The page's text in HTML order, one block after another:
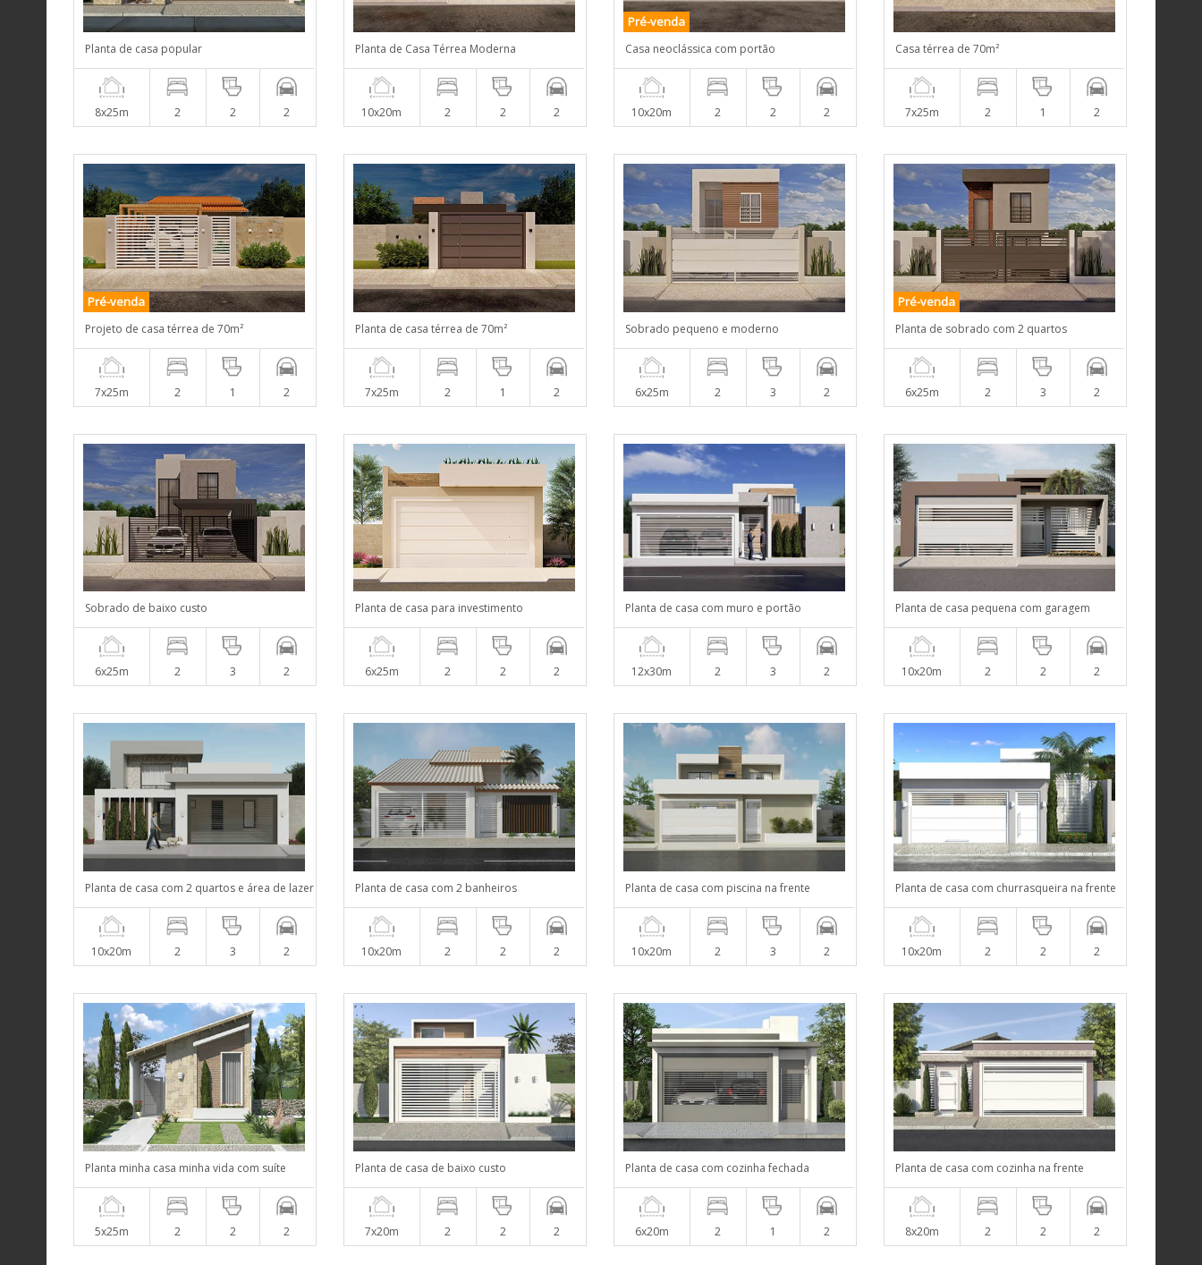
Planta de casa popular
8x25m 2 2 2
Planta de Casa Térrea Moderna
10x20m 2 2 2
Pré-venda
Casa neoclássica com portão
10x20m 2 2 2
Casa térrea de 70m²
7x25m 2 1 2
Pré-venda
Projeto de casa térrea de 70m²
7x25m 2 1 2
Planta de casa térrea de 70m²
7x25m 2 1 2
Sobrado pequeno e moderno
6x25m 2 3 2
Pré-venda
Planta de sobrado com 2 quartos
6x25m 2 3 2
Sobrado de baixo custo
6x25m 2 3 2
Planta de casa para investimento
6x25m 2 2 2
Planta de casa com muro e portão
12x30m 2 3 2
Planta de casa pequena com garagem
10x20m 2 2 2
Planta de casa com 2 quartos e área de lazer
10x20m 2 3 2
Planta de casa com 2 banheiros
10x20m 2 2 2
Planta de casa com piscina na frente
10x20m 2 3 2
Planta de casa com churrasqueira na frente
10x20m 2 2 2
Planta minha casa minha vida com suíte
5x25m 2 2 2
Planta de casa de baixo custo
7x20m 2 2 2
Planta de casa com cozinha fechada
6x20m 2 1 2
Planta de casa com cozinha na frente
8x20m 2 2 2